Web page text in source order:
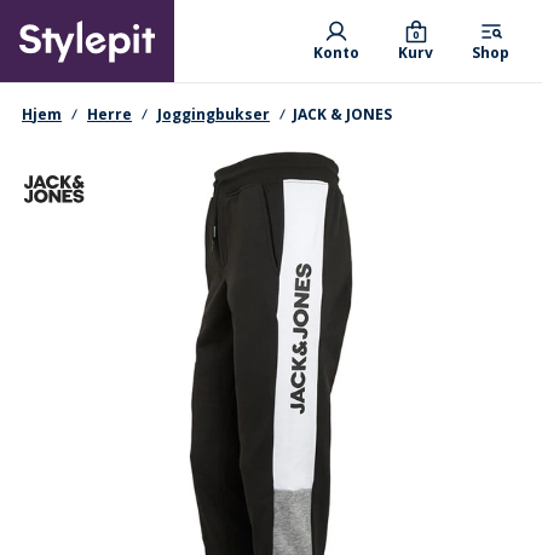
main
content
Primary departments
Konto Kurv
0
Shop
navigationssti
Hjem Herre Joggingbukser JACK & JONES